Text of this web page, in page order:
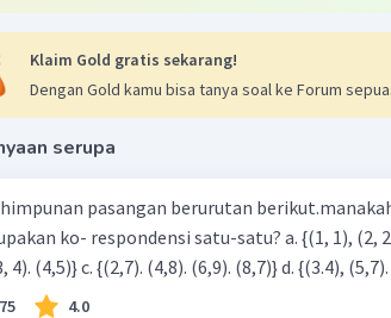
Klaim Gold gratis sekarang!
Dengan Gold kamu bisa tanya soal ke Forum
serupa
pasangan berurutan
satu-satu? a. {(1, 1), (2, 2), (3, 3), (4,4)} b. {(1, 2), (2,
3), (3, 4). (4,5)} c. {(2,7). (4,8).
75 4.0